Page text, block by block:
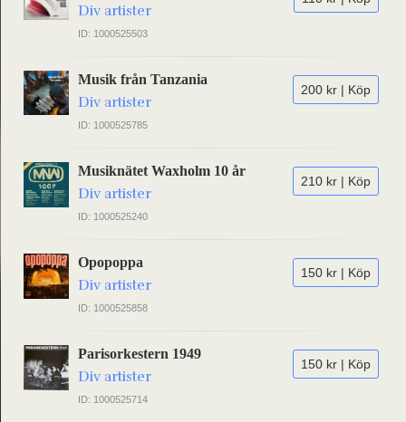
Div artister
ID: 1000525503
200 kr | Köp
Musik från Tanzania
Div artister
ID: 1000525785
210 kr | Köp
Musiknätet Waxholm 10 år
Div artister
ID: 1000525240
150 kr | Köp
Opopoppa
Div artister
ID: 1000525858
150 kr | Köp
Parisorkestern 1949
Div artister
ID: 1000525714